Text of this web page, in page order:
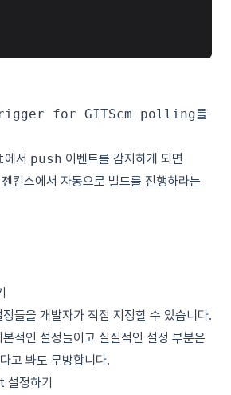
for GITScm polling를
에서 push 이벤트를 감지하게 되면
킨스에서 자동으로 빌드를 진행하라는
들을 개발자가 직접 지정할 수 있습니다.
적인 설정들이고 실질적인 설정 부분은
고 봐도 무방합니다.
정하기